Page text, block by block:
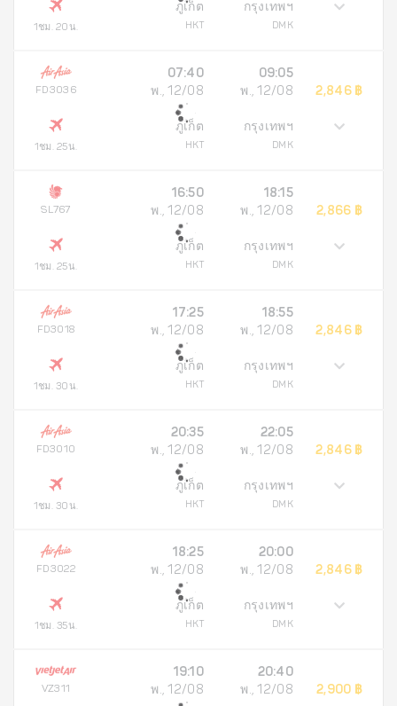
1ชม. 20น.
ภูเก็ต
HKT
กรุงเทพฯ
DMK
FD3036
1ชม. 25น.
07:40
พ., 12/08
ภูเก็ต
HKT
09:05
พ., 12/08
กรุงเทพฯ
DMK
2,846 ฿
SL767
1ชม. 25น.
16:50
พ., 12/08
ภูเก็ต
HKT
18:15
พ., 12/08
กรุงเทพฯ
DMK
2,866 ฿
FD3018
1ชม. 30น.
17:25
พ., 12/08
ภูเก็ต
HKT
18:55
พ., 12/08
กรุงเทพฯ
DMK
2,846 ฿
FD3010
1ชม. 30น.
20:35
พ., 12/08
ภูเก็ต
HKT
22:05
พ., 12/08
กรุงเทพฯ
DMK
2,846 ฿
FD3022
1ชม. 35น.
18:25
พ., 12/08
ภูเก็ต
HKT
20:00
พ., 12/08
กรุงเทพฯ
DMK
2,846 ฿
VZ311
19:10
พ., 12/08
20:40
พ., 12/08
2,900 ฿